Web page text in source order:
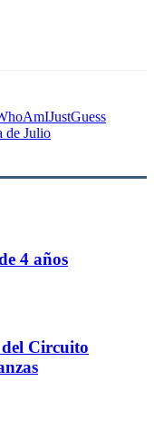
de Julio
4 años
Circuito